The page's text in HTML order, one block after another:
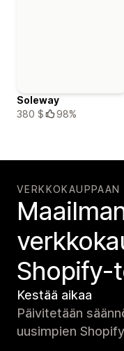
Soleway
380 $
98%
Shopify-
Kestää aikaa
Päivitetään
uusimpien